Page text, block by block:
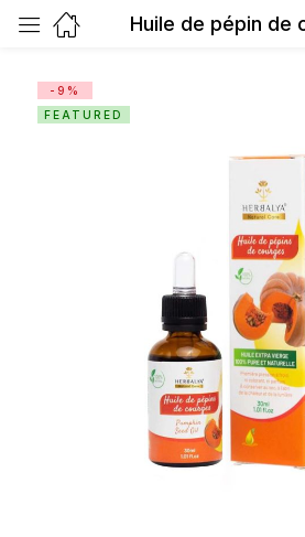
Huile de pépin de
-9%
FEATURED
Remember me
Log in
Create an